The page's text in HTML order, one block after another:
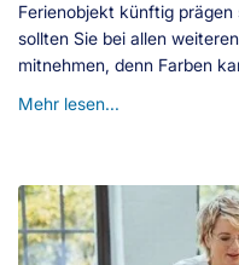
Ferienobjekt künftig prägen
sollten Sie bei allen
mitnehmen, denn Farben
Mehr lesen...